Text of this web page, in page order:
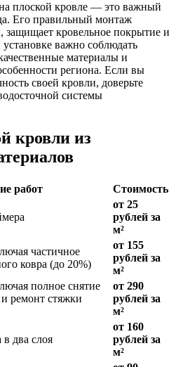
плоской кровле — это важный
Его правильный монтаж
защищает кровельное покрытие и
важно соблюдать
материалы и
региона. Если вы
своей кровли, доверьте
системы
кровли из
работ Стоимость
от 25
рублей за
м²
частичное
ковра (до 20%)
от 155
рублей за
м²
полное снятие
и ремонт стяжки
от 290
рублей за
м²
два слоя
от 160
рублей за
м²